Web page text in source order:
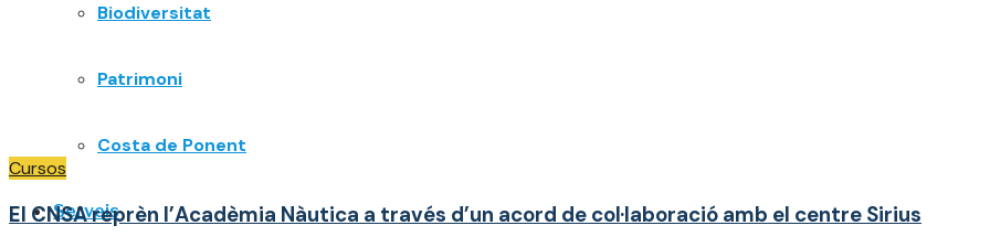
Biodiversitat
Patrimoni
Costa de Ponent
Serveis
Cursos
El CNSA reprèn l’Acadèmia Nàutica a través d’un acord de col·laboració amb el centre Sirius